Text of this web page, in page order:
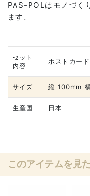
PAS-POLはモノづく
ます。
セット
内容
ポストカー
サイズ 縦 100mm
生産国 日本
このアイテムを見